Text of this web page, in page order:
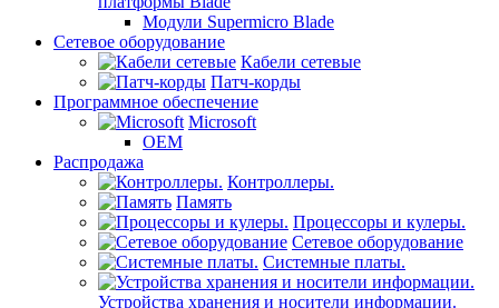
Модули Supermicro Blade
Сетевое оборудование
Кабели сетевые
Патч-корды
Программное обеспечение
Microsoft
OEM
Распродажа
Контроллеры.
Память
Процессоры и кулеры.
Сетевое оборудование
Системные платы.
Устройства хранения и носители информации.